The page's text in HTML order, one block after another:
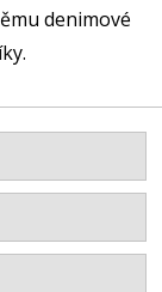
denimové